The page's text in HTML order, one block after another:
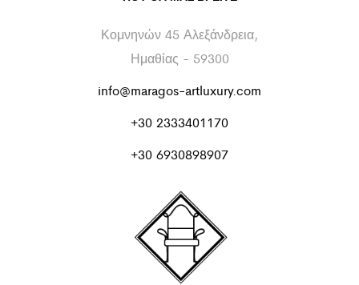
Κομνηνών 45 Αλεξάνδρεια,
Ημαθίας - 59300
info@maragos-artluxury.com
+30 2333401170
+30 6930898907